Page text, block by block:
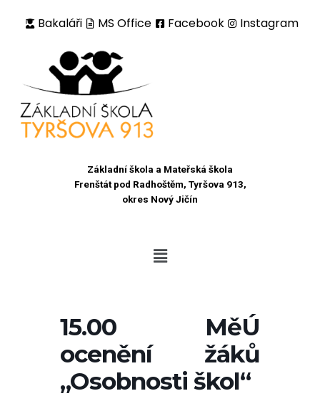
Bakaláři MS Office Facebook Instagram
Základní škola a Mateřská škola
Frenštát pod Radhoštěm, Tyršova 913,
okres Nový Jičín
15.00 MěÚ
ocenění žáků
„Osobnosti škol“